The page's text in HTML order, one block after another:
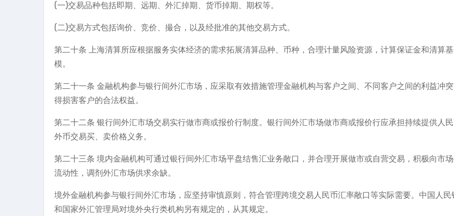
(一)交易品种包括即期、远期、外汇掉期、货币掉期、期权等。
(二)交易方式包括询价、竞价、撮合，以及经批准的其他交易方式。
第二十条 上海清算所应根据服务实体经济的需求拓展清算品种、币种，合理计量风险资源，计算保证金和清算
模。
第二十一条 金融机构参与银行间外汇市场，应采取有效措施管理金融机构与客户之间、不同客户之间的利益冲
得损害客户的合法权益。
第二十二条 银行间外汇市场交易实行做市商或报价行制度。银行间外汇市场做市商或报价行应承担持续提供人
外币交易买、卖价格义务。
第二十三条 境内金融机构可通过银行间外汇市场平盘结售汇业务敞口，并合理开展做市或自营交易，积极向市
流动性，调剂外汇市场供求余缺。
境外金融机构参与银行间外汇市场，应坚持审慎原则，符合管理跨境交易人民币汇率敞口等实际需要。中国人民
和国家外汇管理局对境外央行类机构另有规定的，从其规定。